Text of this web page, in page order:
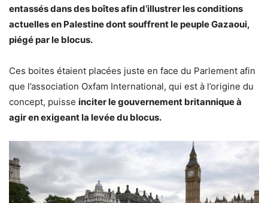
entassés dans des boîtes afin d’illustrer les conditions
actuelles en Palestine dont souffrent le peuple Gazaoui,
piégé par le blocus.
Ces boites étaient placées juste en face du Parlement afin
que l’association Oxfam International, qui est à l’origine du
concept, puisse inciter le gouvernement britannique à
agir en exigeant la levée du blocus.